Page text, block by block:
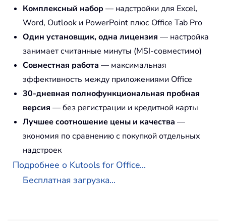
Комплексный набор — надстройки для Excel,
Word, Outlook и PowerPoint плюс Office Tab Pro
Один установщик, одна лицензия — настройка
занимает считанные минуты (MSI-совместимо)
Совместная работа — максимальная
эффективность между приложениями Office
30-дневная полнофункциональная пробная
версия — без регистрации и кредитной карты
Лучшее соотношение цены и качества —
экономия по сравнению с покупкой отдельных
надстроек
Подробнее о Kutools for Office...
Бесплатная загрузка...